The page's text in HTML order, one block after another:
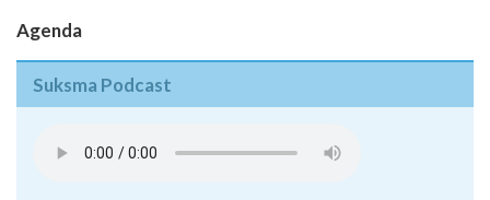
Agenda
Suksma Podcast